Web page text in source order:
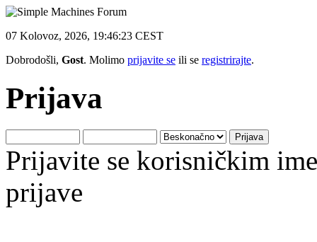
07 Kolovoz, 2026, 19:46:23 CEST
Dobrodošli, Gost. Molimo prijavite se ili se registrirajte.
Prijava
Prijavite se korisničkim
prijave